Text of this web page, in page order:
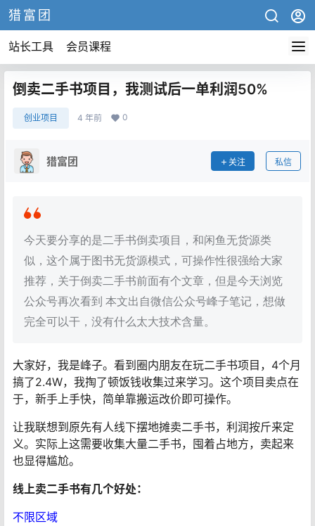
猎富团
站长工具 会员课程
倒卖二手书项目，我测试后一单利润50%
创业项目 4 年前 0
猎富团 关注 私信
今天要分享的是二手书倒卖项目，和闲鱼无货源类
似，这个属于图书无货源模式，可操作性很强给大家
推荐，关于倒卖二手书前面有个文章，但是今天浏览
公众号再次看到 本文出自微信公众号峰子笔记，想做
完全可以干，没有什么太大技术含量。
大家好，我是峰子。看到圈内朋友在玩二手书项目，4个月
搞了2.4W，我掏了顿饭钱收集过来学习。这个项目卖点在
于，新手上手快，简单靠搬运改价即可操作。
让我联想到原先有人线下摆地摊卖二手书，利润按斤来定
义。实际上这需要收集大量二手书，囤着占地方，卖起来
也显得尴尬。
线上卖二手书有几个好处：
不限区域